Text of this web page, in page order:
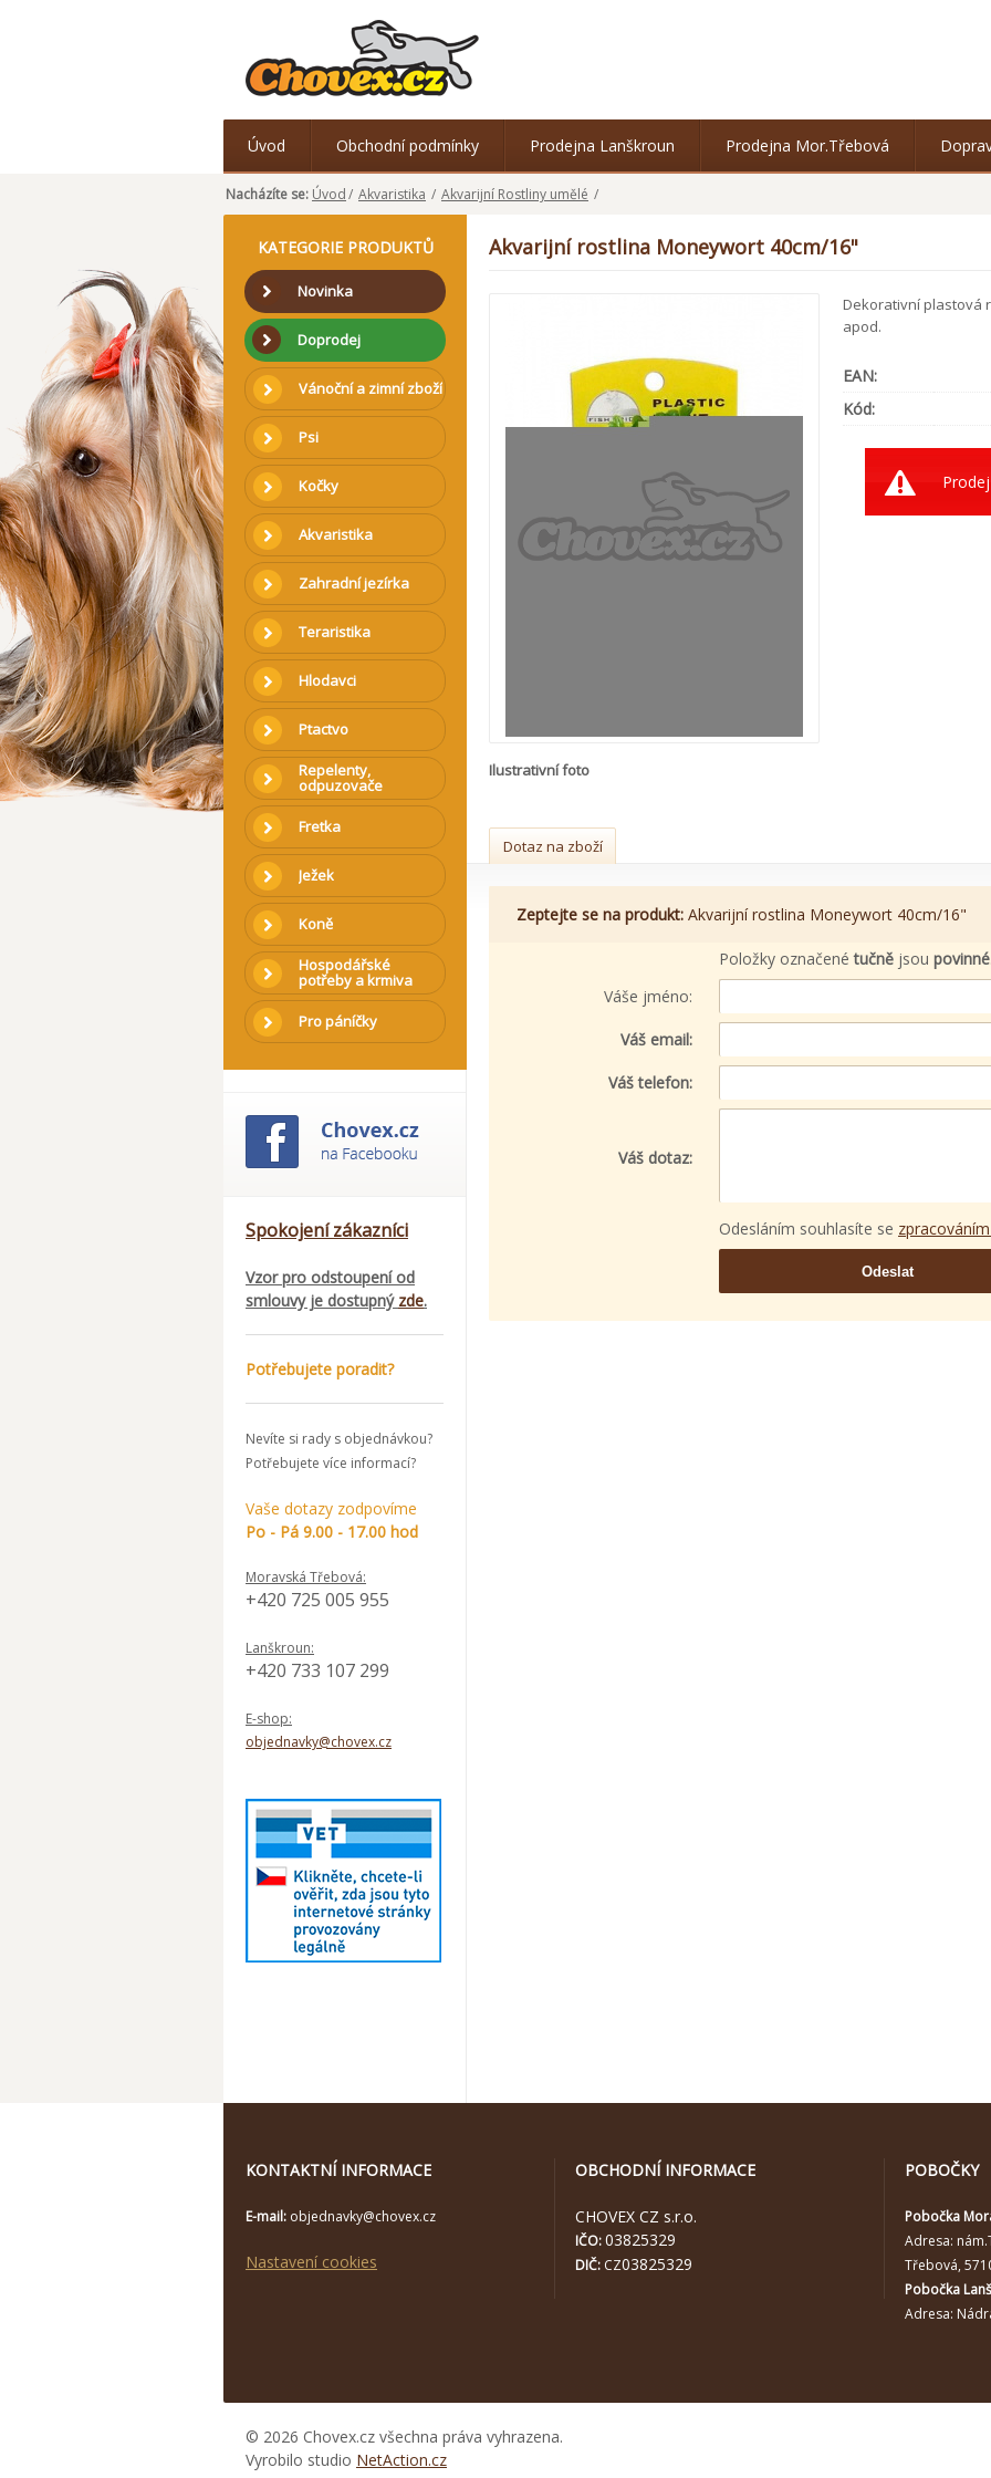
Úvod Obchodní podmínky Prodejna Lanškroun Prodejna Mor.Třebová
Nacházíte se: Úvod/ Akvaristika / Akvarijní Rostliny umělé /
KATEGORIE PRODUKTŮ
Novinka
Doprodej
Vánoční a zimní zboží
Psi
Kočky
Akvaristika
Zahradní jezírka
Teraristika
Hlodavci
Ptactvo
Repelenty,
odpuzovače
Fretka
Ježek
Koně
Hospodářské
potřeby a krmiva
Pro páníčky
Spokojení zákazníci
Vzor pro odstoupení od
smlouvy je dostupný zde.
Potřebujete poradit?
Nevíte si rady s objednávkou?
Potřebujete více informací?
Vaše dotazy zodpovíme
Po - Pá 9.00 - 17.00 hod
Moravská Třebová:
+420 725 005 955
Lanškroun:
+420 733 107 299
E-shop:
objednavky@chovex.cz
Akvarijní rostlina Moneywort 40cm/16"
Ilustrativní foto
Dekorativní plastová
apod.
EAN:
Kód:
Dotaz na zboží
Zeptejte se na produkt: Akvarijní rostlina Moneywort 40cm/16"
Položky označenétučně jsou povinné
Váše jméno:
Váš email:
Váš telefon:
Váš dotaz:
Odesláním souhlasíte se
KONTAKTNÍ INFORMACE
E-mail: objednavky@chovex.cz
Nastavení cookies
OBCHODNÍ INFORMACE
CHOVEX CZ s.r.o.
IČO:03825329
DIČ: CZ03825329
POBOČKY
Pobočka
Adresa:
Třebová,
Pobočka
Adresa:
© 2026 Chovex.cz všechna práva vyhrazena.
Vyrobilo studio NetAction.cz